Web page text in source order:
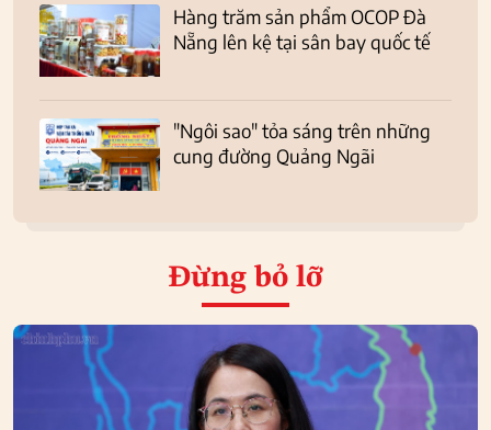
Hàng trăm sản phẩm OCOP Đà
Nẵng lên kệ tại sân bay quốc tế
"Ngôi sao" tỏa sáng trên những
cung đường Quảng Ngãi
Đừng bỏ lỡ